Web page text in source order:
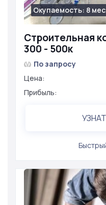
Строительная
300 - 500к
Окупаемость: 8
По запросу
Цена:
Прибыль: